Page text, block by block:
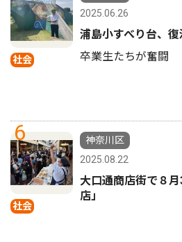
社会
2025.06.26
浦島小すべり台、復
卒業生たちが奮闘
6
社会
神奈川区
2025.08.22
大口通商店街で８
店」